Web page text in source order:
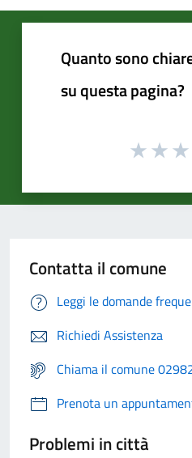
Quanto sono
su questa pagina?
Contatta il comune
Leggi le domande
Richiedi Assistenza
Chiama il comune
Prenota un
Problemi in città